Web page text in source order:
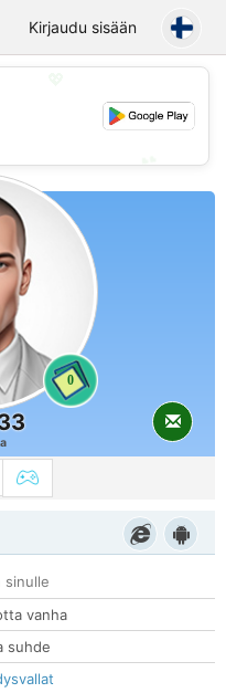
Kirjaudu sisään
0
sinulle
vanha
suhde